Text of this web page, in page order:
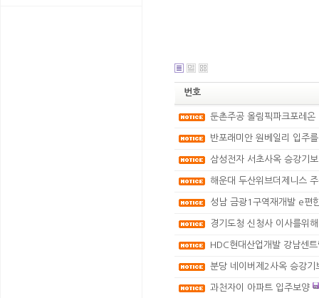
번호
둔촌주공 올림픽파크포레
반포래미안 원베일리 입주
삼성전자 서초사옥 승강기
해운대 두산위브더제니스
성남 금광1구역재개발 e편
경기도청 신청사 이사를위
HDC현대산업개발 강남센
분당 네이버제2사옥 승강기
과천자이 아파트 입주보양